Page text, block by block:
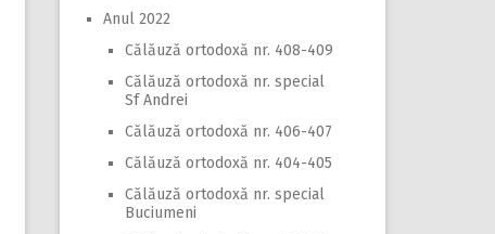
Anul 2022
Călăuză ortodoxă nr. 408-409
Călăuză ortodoxă nr. special
Sf Andrei
Călăuză ortodoxă nr. 406-407
Călăuză ortodoxă nr. 404-405
Călăuză ortodoxă nr. special
Buciumeni